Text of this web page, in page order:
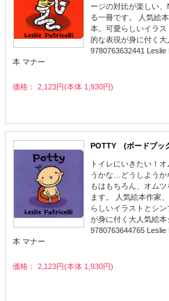
ージの対比が楽しい
る一冊です。 人気絵
本。可愛らしいイラ
的な表現が身に付く大
9780763632441
本 マナー
価格： 2,123円(本体 1,930円)
POTTY (ボードブッ
トイレにいきたい！
うかな…どうしよう
もはもちろん、オム
ます。 人気絵本作家
らしいイラストとシ
が身に付く大人気絵本
9780763644765
本 マナー
価格： 2,123円(本体 1,930円)